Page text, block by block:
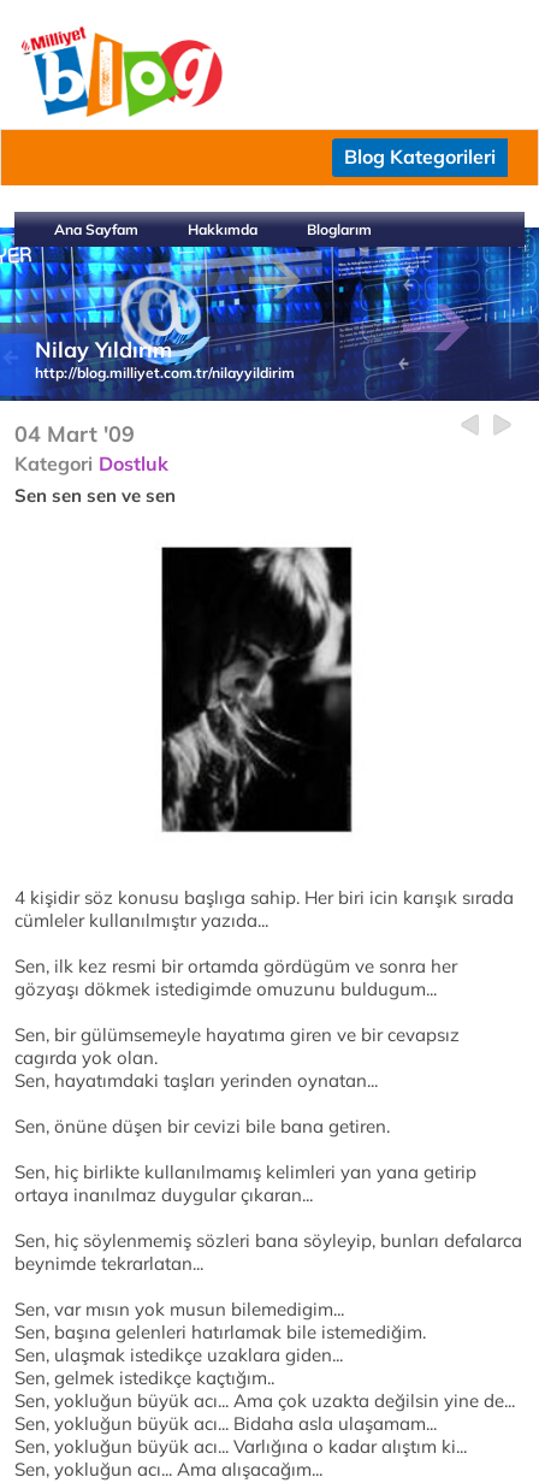
Blog Kategorileri
Ana Sayfam Hakkımda Bloglarım
Nilay Yıldırım
http://blog.milliyet.com.tr/nilayyildirim
04 Mart '09
Kategori Dostluk
Sen sen sen ve sen
4 kişidir söz konusu başlıga sahip. Her biri icin karışık sırada
cümleler kullanılmıştır yazıda...
Sen, ilk kez resmi bir ortamda gördügüm ve sonra her
gözyaşı dökmek istedigimde omuzunu buldugum...
Sen, bir gülümsemeyle hayatıma giren ve bir cevapsız
cagırda yok olan.
Sen, hayatımdaki taşları yerinden oynatan...
Sen, önüne düşen bir cevizi bile bana getiren.
Sen, hiç birlikte kullanılmamış kelimleri yan yana getirip
ortaya inanılmaz duygular çıkaran...
Sen, hiç söylenmemiş sözleri bana söyleyip, bunları defalarca
beynimde tekrarlatan...
Sen, var mısın yok musun bilemedigim...
Sen, başına gelenleri hatırlamak bile istemediğim.
Sen, ulaşmak istedikçe uzaklara giden...
Sen, gelmek istedikçe kaçtığım..
Sen, yokluğun büyük acı... Ama çok uzakta değilsin yine de...
Sen, yokluğun büyük acı... Bidaha asla ulaşamam...
Sen, yokluğun büyük acı... Varlığına o kadar alıştım ki...
Sen, yokluğun acı... Ama alışacağım...